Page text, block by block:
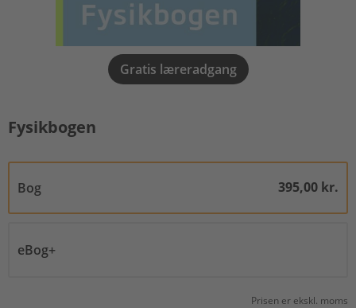
Gratis læreradgang
Fysikbogen
Bog 395,00 kr.
eBog+
Prisen er ekskl. moms